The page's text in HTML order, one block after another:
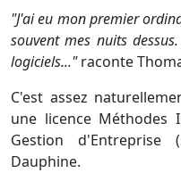
"J'ai eu mon premier
souvent mes nuits
logiciels..."raconte
C'est assez
une licence Méthodes
Gestion d'Entreprise
Dauphine.